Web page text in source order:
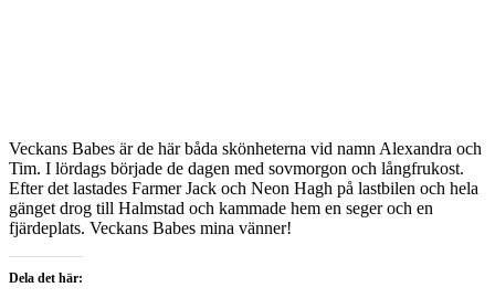
Veckans Babes är de här båda skönheterna vid namn Alexandra och
Tim. I lördags började de dagen med sovmorgon och långfrukost.
Efter det lastades Farmer Jack och Neon Hagh på lastbilen och hela
gänget drog till Halmstad och kammade hem en seger och en
fjärdeplats. Veckans Babes mina vänner!
Dela det här: